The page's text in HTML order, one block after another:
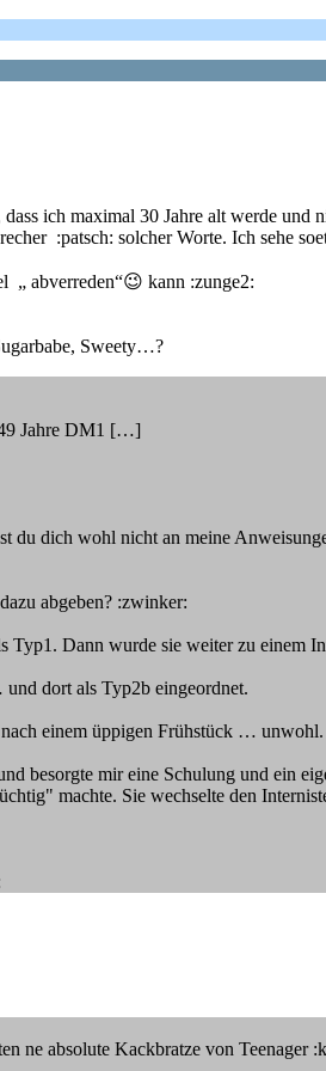
ich maximal 30 Jahre alt werde
:patsch: solcher Worte. Ich sehe
„ abverreden“😉 kann :zunge2:
Sweety…?
49 Jahre DM1 […]
du dich wohl nicht an meine
abgeben? :zwinker:
Dann wurde sie weiter zu einem
dort als Typ2b eingeordnet.
einem üppigen Frühstück …
besorgte mir eine Schulung und ein
machte. Sie wechselte den
ne absolute Kackbratze von Teenager